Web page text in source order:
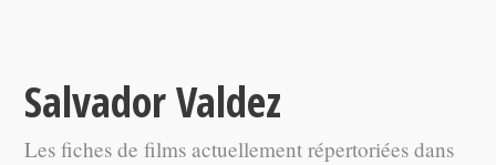
Salvador Valdez
Les fiches de films actuellement répertoriées dans